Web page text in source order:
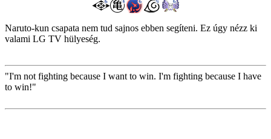
Naruto-kun csapata nem tud sajnos ebben segíteni. Ez úgy nézz ki
valami LG TV hülyeség.
"I'm not fighting because I want to win. I'm fighting because I have
to win!"